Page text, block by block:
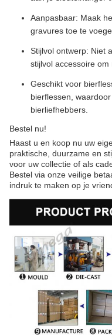
Aanpasbaar: Maak
gravures toe te
Stijlvol ontwerp: Niet
stijlvol accessoire
Geschikt voor
bierflessen,
bierliefhebbers.
Bestel nu!
Haast u en koop nu uw
praktische, duurzame en
voor uw collectie of als
Bestel via onze veilige
indruk te maken op je